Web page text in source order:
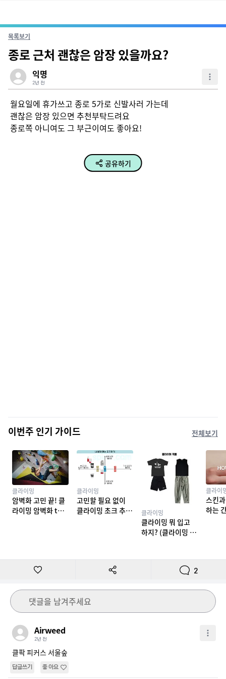
목록보기
종로 근처 괜찮은 암장 있을까요?
익명
2년 전
월요일에 휴가쓰고 종로 5가로 신발사러 가는데
괜찮은 암장 있으면 추천부탁드려요
종로쪽 아니여도 그 부근이여도 좋아요!
공유하기
이번주 인기 가이드 전체보기
클라이밍
암벽화 고민 끝! 클
라이밍 암벽화 top
클라이밍
고민할 필요 없이
클라이밍 초크 추천
클라이밍
클라이밍 뭐 입고
하지? (클라이밍 복
클라이
스킨
하는
2
댓글을 남겨주세요
Airweed
2년 전
클팍 피커스 서울숲
답글쓰기 좋아요